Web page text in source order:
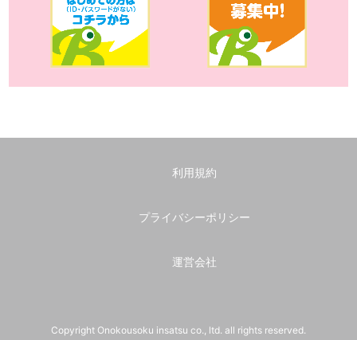
利用規約
プライバシーポリシー
運営会社
Copyright Onokousoku insatsu co., ltd. all rights reserved.